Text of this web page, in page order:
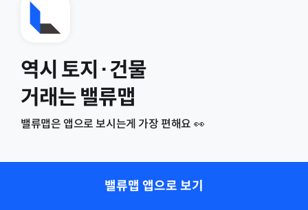
역시 토지·건물
거래는 밸류맵
밸류맵은 앱으로 보시는게 가장 편해요 👀
밸류맵 앱으로 보기